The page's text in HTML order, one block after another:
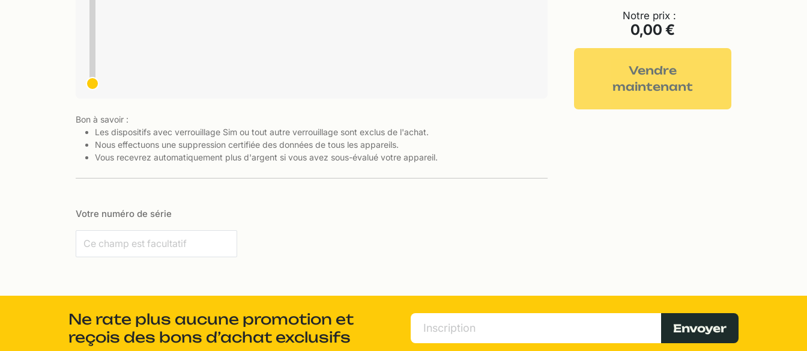
Bon à savoir :
Les dispositifs avec verrouillage Sim ou tout autre verrouillage sont exclus de l'achat.
Nous effectuons une suppression certifiée des données de tous les appareils.
Vous recevrez automatiquement plus d'argent si vous avez sous-évalué votre appareil.
Votre numéro de série
Notre prix :
0,00 €
Vendre
maintenant
Ne rate plus aucune promotion et
reçois des bons d’achat exclusifs
Envoyer